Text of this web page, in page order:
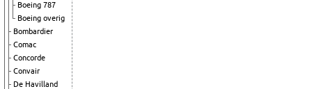
Boeing 787
Boeing overig
Bombardier
Comac
Concorde
Convair
De Havilland